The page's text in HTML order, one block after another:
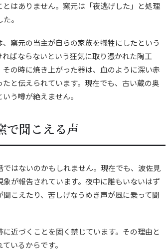
はありません。窯元は「夜逃げした」と処理
。
窯元の当主が自らの家族を犠牲にしたという
ばならないという狂気に取り憑かれた陶工
の時に焼き上がった器は、血のように深い赤
と伝えられています。現在でも、古い蔵の奥
う噂が絶えません。
で聞こえる声
はないのかもしれません。現在でも、波佐見
が報告されています。夜中に誰もいないはず
こえたり、苦しげなうめき声が風に乗って聞
近づくことを固く禁じています。その理由と
いるからです。